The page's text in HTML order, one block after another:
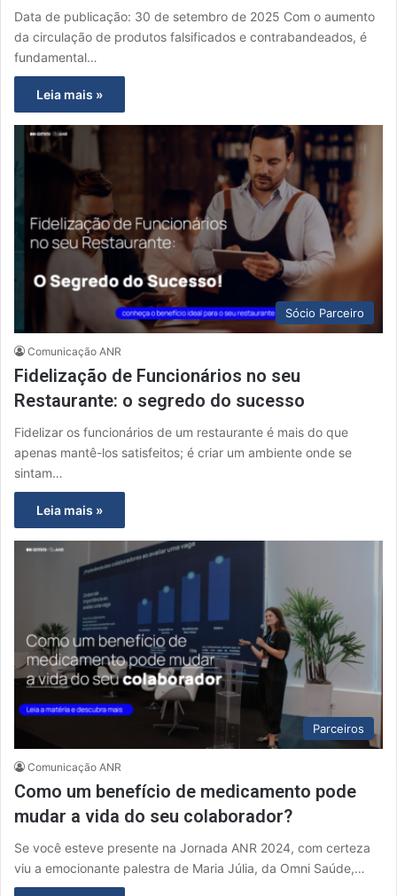
Data de publicação: 30 de setembro de 2025 Com o aumento
da circulação de produtos falsificados e contrabandeados, é
fundamental…
Leia mais »
Sócio Parceiro
Comunicação ANR
Fidelização de Funcionários no seu
Restaurante: o segredo do sucesso
Fidelizar os funcionários de um restaurante é mais do que
apenas mantê-los satisfeitos; é criar um ambiente onde se
sintam…
Leia mais »
Parceiros
Comunicação ANR
Como um benefício de medicamento pode
mudar a vida do seu colaborador?
Se você esteve presente na Jornada ANR 2024, com certeza
viu a emocionante palestra de Maria Júlia, da Omni Saúde,…